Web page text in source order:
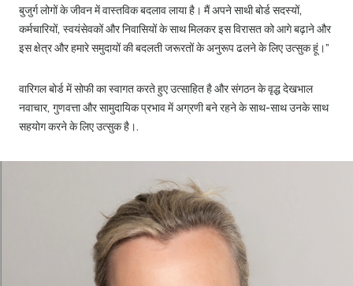
बुजुर्ग लोगों के जीवन में वास्तविक बदलाव लाया है। मैं अपने साथी बोर्ड सदस्यों,
कर्मचारियों, स्वयंसेवकों और निवासियों के साथ मिलकर इस विरासत को आगे बढ़ाने और
इस क्षेत्र और हमारे समुदायों की बदलती जरूरतों के अनुरूप ढलने के लिए उत्सुक हूं।”
वारिगल बोर्ड में सोफी का स्वागत करते हुए उत्साहित है और संगठन के वृद्ध देखभाल
नवाचार, गुणवत्ता और सामुदायिक प्रभाव में अग्रणी बने रहने के साथ-साथ उनके साथ
सहयोग करने के लिए उत्सुक है।.